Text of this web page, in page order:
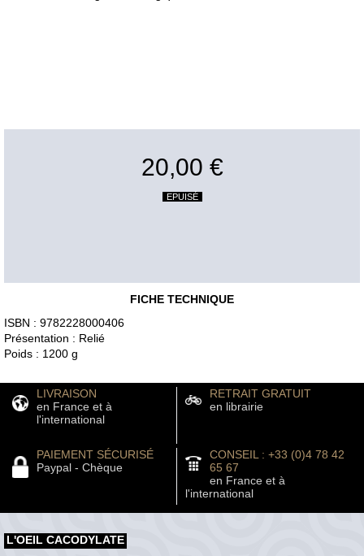
20,00 €
EPUISÉ
FICHE TECHNIQUE
ISBN : 9782228000406
Présentation : Relié
Poids : 1200 g
LIVRAISON
en France et à
l'international
RETRAIT GRATUIT
en librairie
PAIEMENT SÉCURISÉ
Paypal - Chèque
CONSEIL : +33 (0)4 78 42
65 67
en France et à
l'international
L'OEIL CACODYLATE